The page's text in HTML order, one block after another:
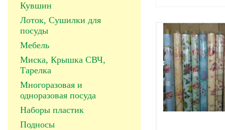
Кувшин
Лоток, Сушилки для
посуды
Мебель
Миска, Крышка СВЧ,
Тарелка
Многоразовая и
одноразовая посуда
Наборы пластик
Подносы